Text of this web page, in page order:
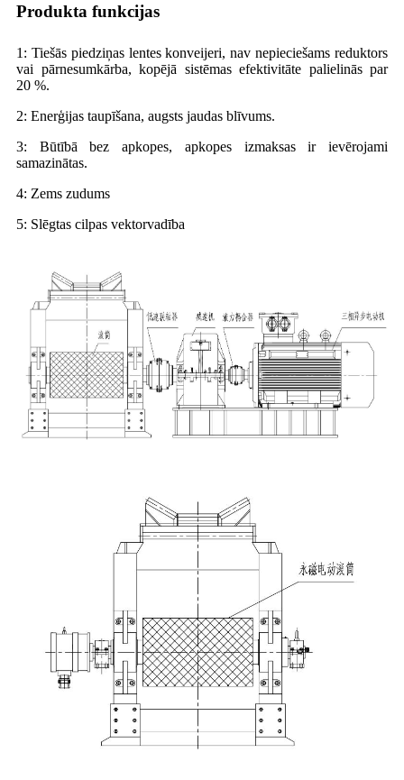
Produkta funkcijas
1: Tiešās piedziņas lentes konveijeri, nav nepieciešams reduktors
vai pārnesumkārba, kopējā sistēmas efektivitāte palielinās par
20 %.
2: Enerģijas taupīšana, augsts jaudas blīvums.
3: Būtībā bez apkopes, apkopes izmaksas ir ievērojami
samazinātas.
4: Zems zudums
5: Slēgtas cilpas vektorvadība